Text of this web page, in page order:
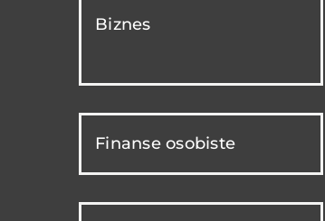
Biznes
Finanse osobiste